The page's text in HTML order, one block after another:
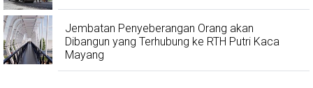
Jembatan Penyeberangan Orang akan
Dibangun yang Terhubung ke RTH Putri Kaca
Mayang